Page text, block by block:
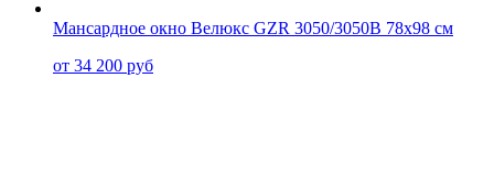
Мансардное окно Велюкс GZR 3050/3050B 78x98 см
от 34 200 руб